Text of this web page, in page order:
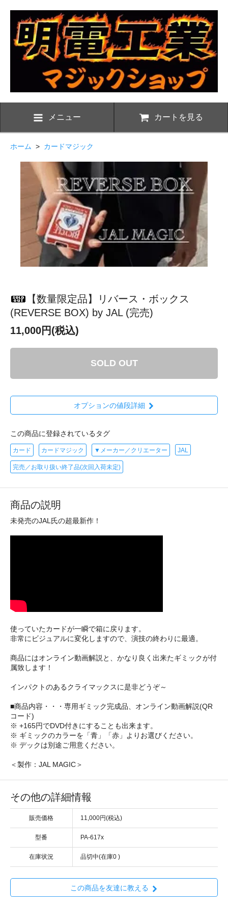
メニュー カートを見る
ホーム > カードマジック
【数量限定品】リバース・ボックス
(REVERSE BOX) by JAL (完売)
11,000円(税込)
SOLD OUT
オプションの値段詳細
この商品に登録されているタグ
カード カードマジック ▼メーカー／クリエーター JAL
完売／お取り扱い終了品(次回入荷未定)
商品の説明
未発売のJAL氏の超最新作！
使っていたカードが一瞬で箱に戻ります。
非常にビジュアルに変化しますので、演技の終わりに最適。
商品にはオンライン動画解説と、かなり良く出来たギミックが付
属致します！
インパクトのあるクライマックスに是非どうぞ～
■商品内容・・・専用ギミック完成品、オンライン動画解説(QR
コード)
※ +165円でDVD付きにすることも出来ます。
※ ギミックのカラーを「青」「赤」よりお選びください。
※ デックは別途ご用意ください。
＜製作：JAL MAGIC＞
その他の詳細情報
販売価格 11,000円(税込)
型番 PA-617x
在庫状況 品切中(在庫0 )
この商品を友達に教える